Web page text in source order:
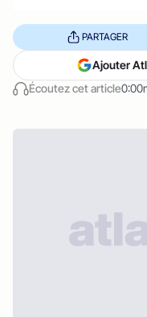
Écoutez cet article
PARTAGER
Ajouter